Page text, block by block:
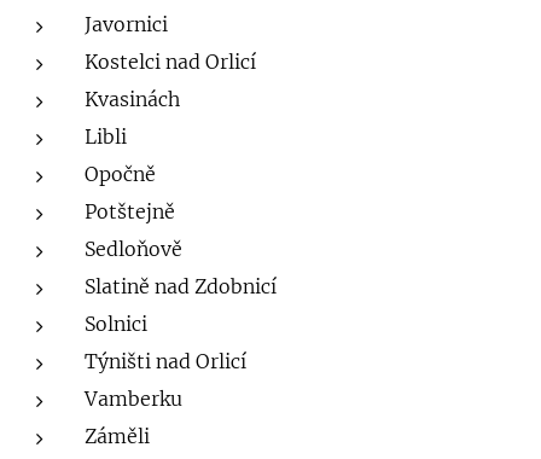
Javornici
Kostelci nad Orlicí
Kvasinách
Libli
Opočně
Potštejně
Sedloňově
Slatině nad Zdobnicí
Solnici
Týništi nad Orlicí
Vamberku
Záměli